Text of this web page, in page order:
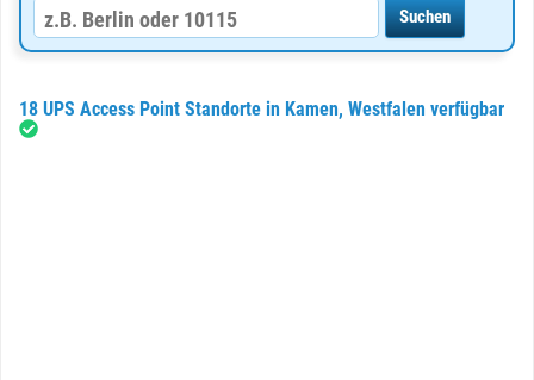
18 UPS Access Point Standorte in Kamen, Westfalen verfügbar